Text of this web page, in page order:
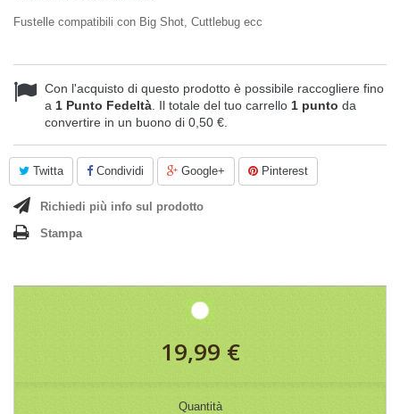
Fustelle compatibili con Big Shot, Cuttlebug ecc
Con l'acquisto di questo prodotto è possibile raccogliere fino
a 1 Punto Fedeltà . Il totale del tuo carrello 1 punto da
convertire in un buono di 0,50 €
Twitta Condividi Google+ Pinterest
Richiedi più info sul prodotto
Stampa
19,99 €
Quantità